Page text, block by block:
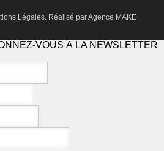
Légales. Réalisé parAgence MAKE
VOUS À LA NEWSLETTER